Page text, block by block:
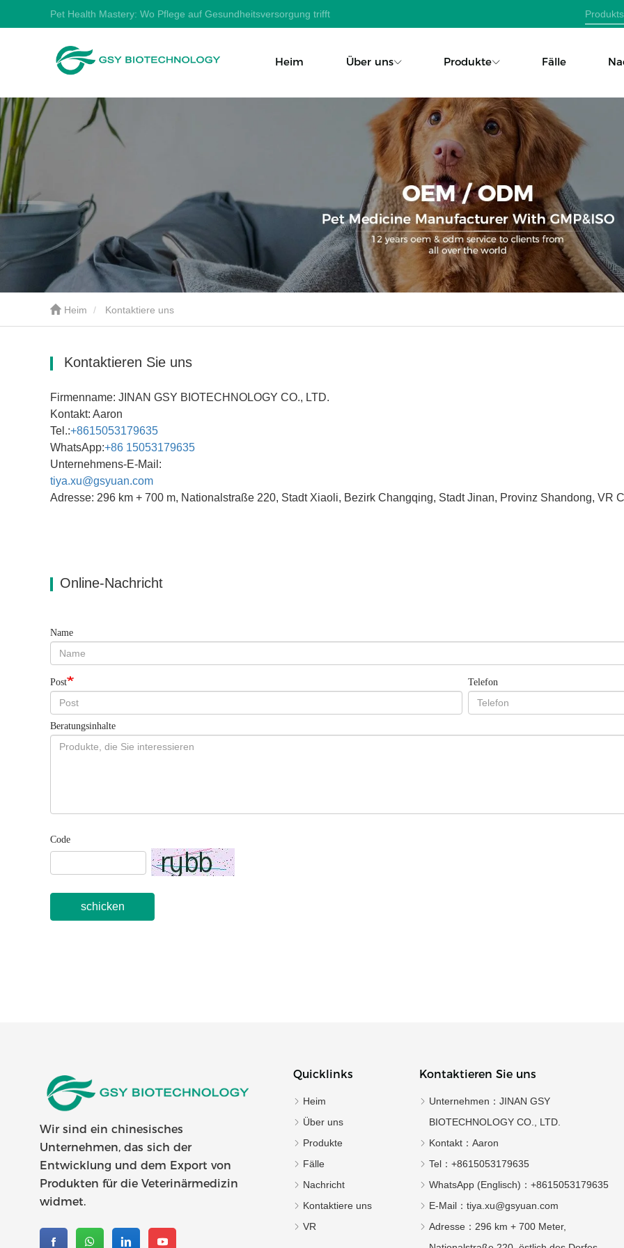
Pet Health Mastery: Wo Pflege auf Gesundheitsversorgung trifft
Heim Über uns Produkte Fälle
Heim Kontaktiere uns
Kontaktieren Sie uns
Firmenname: JINAN GSY BIOTECHNOLOGY CO., LTD.
Kontakt: Aaron
Tel.:+8615053179635
WhatsApp:+86 15053179635
Unternehmens-E-Mail:
tiya.xu@gsyuan.com
Adresse: 296 km + 700 m, Nationalstraße 220, Stadt Xiaoli, Bezirk Changqing, Stadt Jinan, Provinz Shandong, VR
Online-Nachricht
Name
Post Telefon
Beratungsinhalte
Code
schicken
Wir sind ein chinesisches
Unternehmen, das sich der
Entwicklung und dem Export von
Produkten für die Veterinärmedizin
widmet.
Quicklinks
Heim
Über uns
Produkte
Fälle
Nachricht
Kontaktiere uns
VR
Kontaktieren Sie uns
Unternehmen： JINAN GSY
BIOTECHNOLOGY CO., LTD.
Kontakt： Aaron
Tel： +8615053179635‬
WhatsApp (Englisch)： +8615053179635
E-Mail： tiya.xu@gsyuan.com
Adresse： 296 km + 700 Meter,